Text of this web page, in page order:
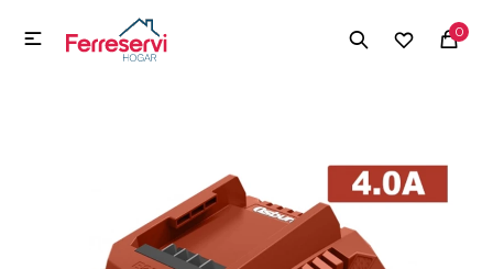
0

MI CUENTA
Herramientas y Construcción
Electrodomésticos